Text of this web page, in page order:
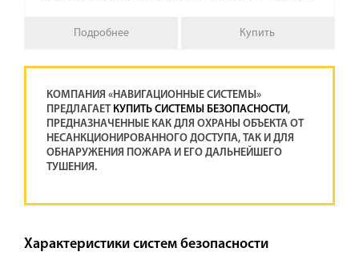
Подробнее Купить
КОМПАНИЯ «НАВИГАЦИОННЫЕ СИСТЕМЫ»
ПРЕДЛАГАЕТ КУПИТЬ СИСТЕМЫ БЕЗОПАСНОСТИ,
ПРЕДНАЗНАЧЕННЫЕ КАК ДЛЯ ОХРАНЫ ОБЪЕКТА ОТ
НЕСАНКЦИОНИРОВАННОГО ДОСТУПА, ТАК И ДЛЯ
ОБНАРУЖЕНИЯ ПОЖАРА И ЕГО ДАЛЬНЕЙШЕГО
ТУШЕНИЯ.
Характеристики систем безопасности